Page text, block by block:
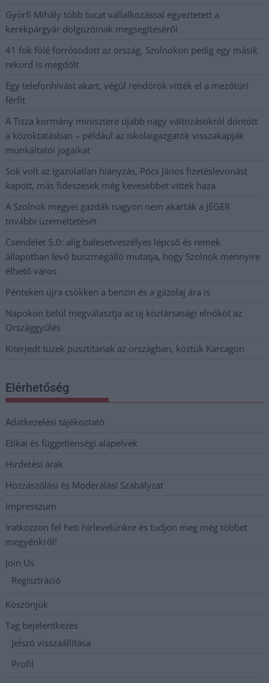
Györfi Mihály több tucat vállalkozással egyeztetett a
kerékpárgyár dolgozóinak megsegítéséről
41 fok fölé forrósodott az ország, Szolnokon pedig egy másik
rekord is megdőlt
Egy telefonhívást akart, végül rendőrök vitték el a mezőtúri
férfit
A Tisza kormány minisztere újabb nagy változásokról döntött
a közoktatásban – például az iskolaigazgatók visszakapják
munkáltatói jogaikat
Sok volt az igazolatlan hiányzás, Pócs János fizetéslevonást
kapott, más fideszesek még kevesebbet vittek haza
A Szolnok megyei gazdák nagyon nem akarták a JÉGER
további üzemeltetését
Csendélet 5.0: alig balesetveszélyes lépcső és remek
állapotban levő buszmegálló mutatja, hogy Szolnok mennyire
élhető város
Pénteken újra csökken a benzin és a gázolaj ára is
Napokon belül megválasztja az új köztársasági elnököt az
Országgyűlés
Kiterjedt tüzek pusztítanak az országban, köztük Karcagon
Elérhetőség
Adatkezelési tájékoztató
Etikai és függetlenségi alapelvek
Hirdetési árak
Hozzászólási és Moderálási Szabályzat
Impresszum
Iratkozzon fel heti hírlevelünkre és tudjon meg még többet
megyénkről!
Join Us
Regisztráció
Köszönjük
Tag bejelentkezés
Jelszó visszaállítása
Profil